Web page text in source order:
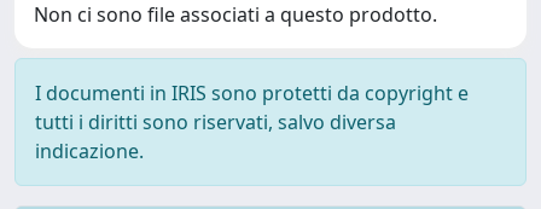
Non ci sono file associati a questo prodotto.
I documenti in IRIS sono protetti da copyright e
tutti i diritti sono riservati, salvo diversa
indicazione.